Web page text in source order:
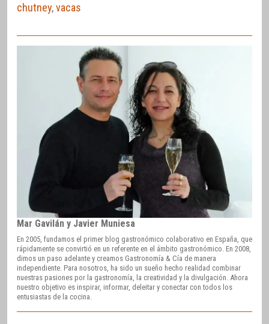
chutney,vacas
Mar Gavilán y Javier Muniesa
En 2005, fundamos el primer blog gastronómico colaborativo en España, que
rápidamente se convirtió en un referente en el ámbito gastronómico. En 2008,
dimos un paso adelante y creamos Gastronomía & Cía de manera
independiente. Para nosotros, ha sido un sueño hecho realidad combinar
nuestras pasiones por la gastronomía, la creatividad y la divulgación. Ahora
nuestro objetivo es inspirar, informar, deleitar y conectar con todos los
entusiastas de la cocina.